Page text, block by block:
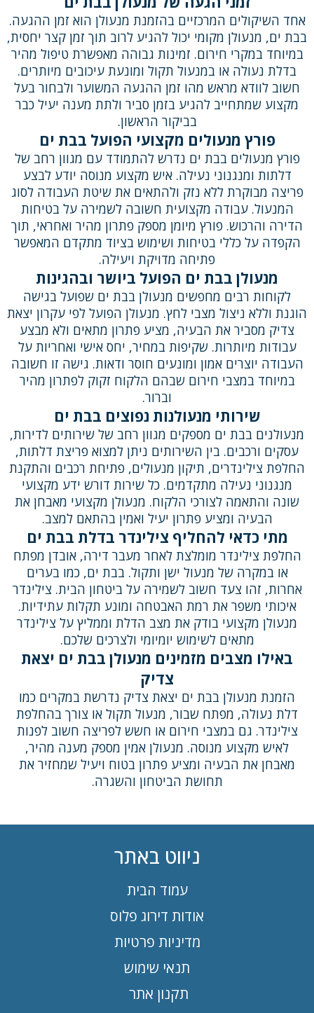
אחד השיקולים המרכזיים בהזמנת מנעולן הוא זמן ההגעה.
בבת ים, מנעולן מקומי יכול להגיע לרוב תוך זמן קצר יחסית,
במיוחד במקרי חירום. זמינות גבוהה מאפשרת טיפול מהיר
בדלת נעולה או במנעול תקול ומונעת עיכובים מיותרים.
חשוב לוודא מראש מהו זמן ההגעה המשוער ולבחור בעל
מקצוע שמתחייב להגיע בזמן סביר ולתת מענה יעיל כבר
בביקור הראשון.
פורץ מנעולים מקצועי הפועל בבת ים
פורץ מנעולים בבת ים נדרש להתמודד עם מגוון רחב של
דלתות ומנגנוני נעילה. איש מקצוע מנוסה יודע לבצע
פריצה מבוקרת ללא נזק ולהתאים את שיטת העבודה לסוג
המנעול. עבודה מקצועית חשובה לשמירה על בטיחות
הדירה והרכוש. פורץ מיומן מספק פתרון מהיר ואחראי, תוך
הקפדה על כללי בטיחות ושימוש בציוד מתקדם המאפשר
פתיחה מדויקת ויעילה.
מנעולן בבת ים הפועל ביושר ובהגינות
לקוחות רבים מחפשים מנעולן בבת ים שפועל בגישה
הוגנת וללא ניצול מצבי לחץ. מנעולן הפועל לפי עקרון יצאת
צדיק מסביר את הבעיה, מציע פתרון מתאים ולא מבצע
עבודות מיותרות. שקיפות במחיר, יחס אישי ואחריות על
העבודה יוצרים אמון ומונעים חוסר ודאות. גישה זו חשובה
במיוחד במצבי חירום שבהם הלקוח זקוק לפתרון מהיר
וברור.
שירותי מנעולנות נפוצים בבת ים
מנעולנים בבת ים מספקים מגוון רחב של שירותים לדירות,
עסקים ורכבים. בין השירותים ניתן למצוא פריצת דלתות,
החלפת צילינדרים, תיקון מנעולים, פתיחת רכבים והתקנת
מנגנוני נעילה מתקדמים. כל שירות דורש ידע מקצועי
שונה והתאמה לצורכי הלקוח. מנעולן מקצועי מאבחן את
הבעיה ומציע פתרון יעיל ואמין בהתאם למצב.
מתי כדאי להחליף צילינדר בדלת בבת ים
החלפת צילינדר מומלצת לאחר מעבר דירה, אובדן מפתח
או במקרה של מנעול ישן ותקול. בבת ים, כמו בערים
אחרות, זהו צעד חשוב לשמירה על ביטחון הבית. צילינדר
איכותי משפר את רמת האבטחה ומונע תקלות עתידיות.
מנעולן מקצועי בודק את מצב הדלת וממליץ על צילינדר
מתאים לשימוש יומיומי ולצרכים שלכם.
באילו מצבים מזמינים מנעולן בבת ים יצאת
צדיק
הזמנת מנעולן בבת ים יצאת צדיק נדרשת במקרים כמו
דלת נעולה, מפתח שבור, מנעול תקול או צורך בהחלפת
צילינדר. גם במצבי חירום או חשש לפריצה חשוב לפנות
לאיש מקצוע מנוסה. מנעולן אמין מספק מענה מהיר,
מאבחן את הבעיה ומציע פתרון בטוח ויעיל שמחזיר את
תחושת הביטחון והשגרה.
ניווט באתר
עמוד הבית
אודות דירוג פלוס
מדיניות פרטיות
תנאי שימוש
תקנון אתר